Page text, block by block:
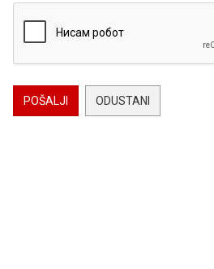
POŠALJI ODUSTANI